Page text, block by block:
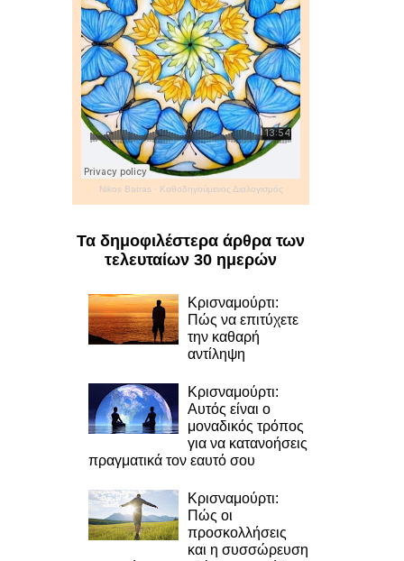
Nikos Batras· Καθοδηγούμενος Διαλογισμός
Τα δημοφιλέστερα άρθρα των
τελευταίων 30 ημερών
Κρισναμούρτι:
Πώς να επιτύχετε
την καθαρή
αντίληψη
Κρισναμούρτι:
Αυτός είναι ο
μοναδικός τρόπος
για να κατανοήσεις
πραγματικά τον εαυτό σου
Κρισναμούρτι:
Πώς οι
προσκολλήσεις
και η συσσώρευση